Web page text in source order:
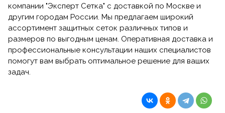
компании "Эксперт Сетка" с доставкой по Москве и
другим городам России. Мы предлагаем широкий
ассортимент защитных сеток различных типов и
размеров по выгодным ценам. Оперативная доставка и
профессиональные консультации наших специалистов
помогут вам выбрать оптимальное решение для ваших
задач.